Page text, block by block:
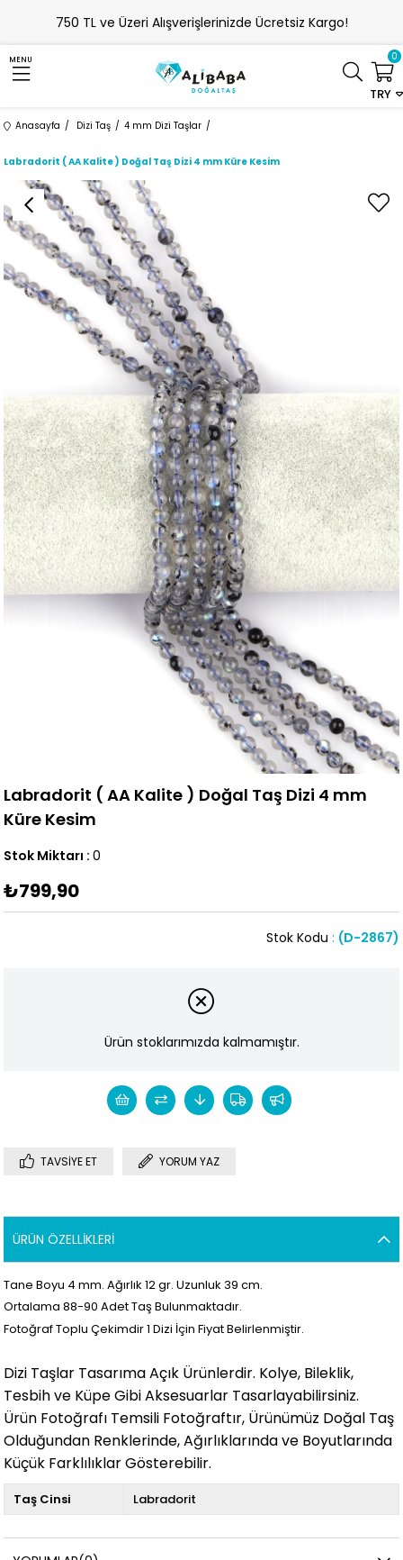
750 TL ve Üzeri Alışverişlerinizde Ücretsiz Kargo!
MENU
TRY
0
Anasayfa Dizi Taş 4 mm Dizi Taşlar
Labradorit ( AA Kalite ) Doğal Taş Dizi 4 mm Küre Kesim
Labradorit ( AA Kalite ) Doğal Taş Dizi 4 mm
Küre Kesim
Stok Miktarı : 0
₺799,90
(D-2867)
Stok Kodu
Ürün stoklarımızda kalmamıştır.
TAVSIYE ET YORUM YAZ
ÜRÜN ÖZELLIKLERI
Tane Boyu 4 mm. Ağırlık 12 gr. Uzunluk 39 cm.
Ortalama 88-90 Adet Taş Bulunmaktadır.
Fotoğraf Toplu Çekimdir 1 Dizi İçin Fiyat Belirlenmiştir.
Dizi Taşlar Tasarıma Açık Ürünlerdir. Kolye, Bileklik,
Tesbih ve Küpe Gibi Aksesuarlar Tasarlayabilirsiniz.
Ürün Fotoğrafı Temsili Fotoğraftır, Ürünümüz Doğal Taş
Olduğundan Renklerinde, Ağırlıklarında ve Boyutlarında
Küçük Farklılıklar Gösterebilir.
Taş Cinsi Labradorit